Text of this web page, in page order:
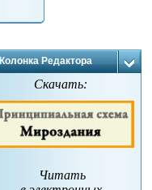
Колонка Редактора
Скачать:
Читать